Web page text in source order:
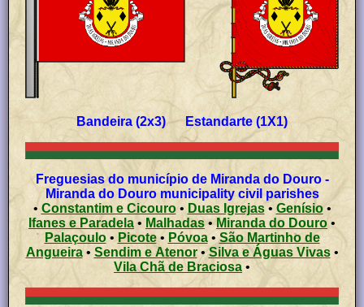
Bandeira (2x3) Estandarte (1X1)
Freguesias do município de Miranda do Douro -
Miranda do Douro municipality civil parishes
• Constantim e Cicouro• Duas Igrejas• Genísio•
Ifanes e Paradela • Malhadas•Miranda do Douro •
Palaçoulo• Picote• Póvoa•São Martinho de
Angueira • Sendim e Atenor•Silva e Águas Vivas•
Vila Chã de Braciosa •